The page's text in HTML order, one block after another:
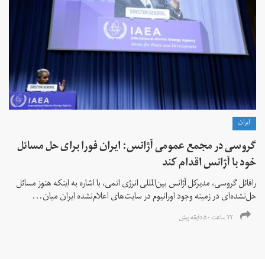
ايران
گروسی در مجمع عمومی آژانس: ایران فورا برای حل مسائل
خود با آژانس اقدام کند
رافائل گروسی، مدیرکل آژانس بین‌المللی انرژی اتمی، با اشاره به اینکه هنوز مسائل
حل‌نشده‌ای در زمینه وجود اورانیوم در سایت‌های اعلام‌نشده ایران میان...
۲۲ ساعت ۵۰ دقیقه پیش